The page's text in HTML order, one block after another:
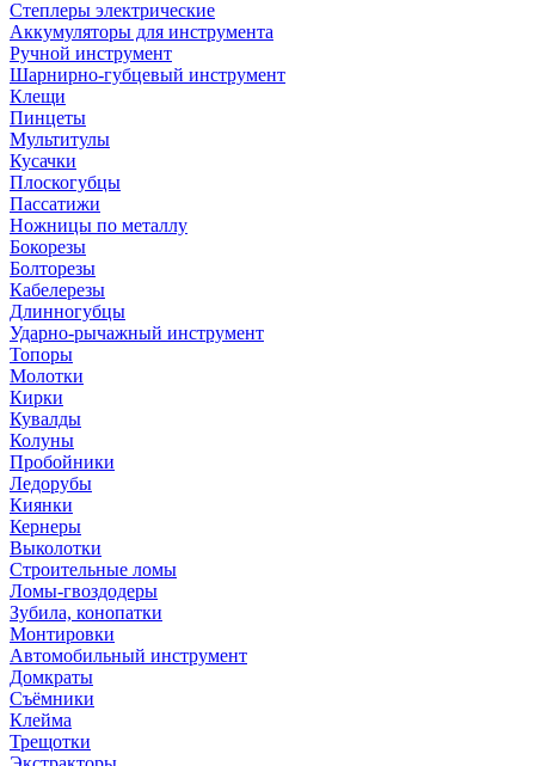
Степлеры электрические
Аккумуляторы для инструмента
Ручной инструмент
Шарнирно-губцевый инструмент
Клещи
Пинцеты
Мультитулы
Кусачки
Плоскогубцы
Пассатижи
Ножницы по металлу
Бокорезы
Болторезы
Кабелерезы
Длинногубцы
Ударно-рычажный инструмент
Топоры
Молотки
Кирки
Кувалды
Колуны
Пробойники
Ледорубы
Киянки
Кернеры
Выколотки
Строительные ломы
Ломы-гвоздодеры
Зубила, конопатки
Монтировки
Автомобильный инструмент
Домкраты
Съёмники
Клейма
Трещотки